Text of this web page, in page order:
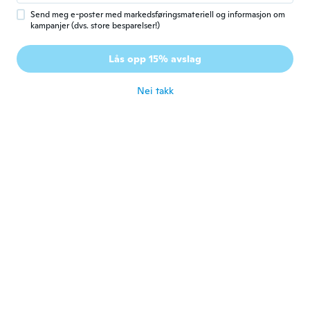
M Melanie
Ble med i 2017 · 83 omtaler · 2 opplastinger
Thin but pretty
Send meg e-poster med markedsføringsmateriell og informasjon om
kampanjer (dvs. store besparelser!)
Lås opp 15% avslag
Nei takk